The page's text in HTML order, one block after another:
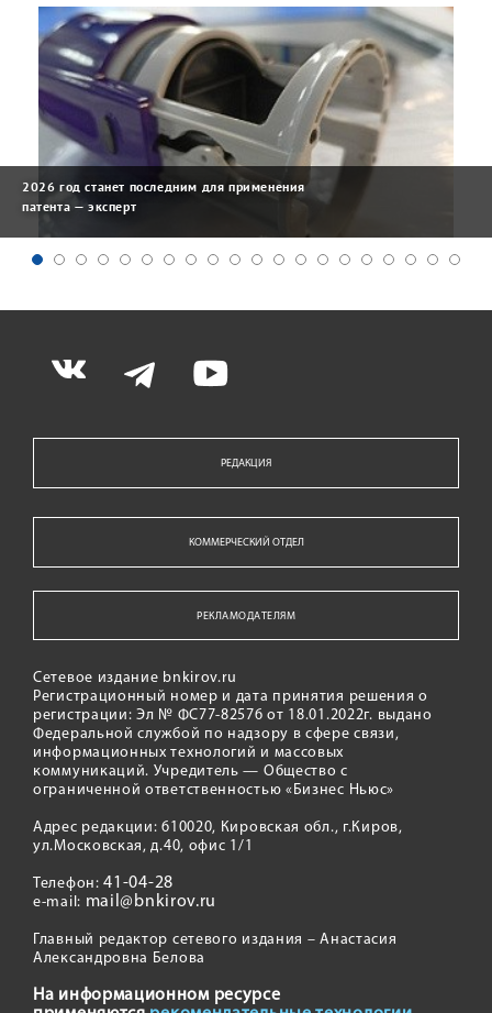
2026 год станет последним для применения
патента — эксперт
РЕДАКЦИЯ
КОММЕРЧЕСКИЙ ОТДЕЛ
РЕКЛАМОДАТЕЛЯМ
Сетевое издание bnkirov.ru
Регистрационный номер и дата принятия решения о
регистрации: Эл № ФС77-82576 от 18.01.2022г. выдано
Федеральной службой по надзору в сфере связи,
информационных технологий и массовых
коммуникаций. Учредитель — Общество с
ограниченной ответственностью «Бизнес Ньюс»
Адрес редакции: 610020, Кировская обл., г.Киров,
ул.Московская, д.40, офис 1/1
Телефон:41-04-28
e-mail: mail@bnkirov.ru
Главный редактор сетевого издания – Анастасия
Александровна Белова
На информационном ресурсе